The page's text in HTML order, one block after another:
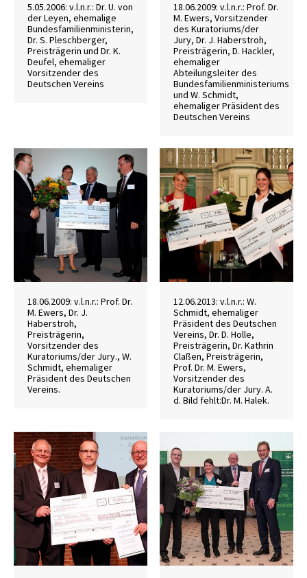
5.05.2006: v.l.n.r.: Dr. U. von
der Leyen, ehemalige
Bundesfamilienministerin,
Dr. S. Pleschberger,
Preisträgerin und Dr. K.
Deufel, ehemaliger
Vorsitzender des
Deutschen Vereins
18.06.2009: v.l.n.r.: Prof. Dr.
M. Ewers, Vorsitzender
des Kuratoriums/der
Jury, Dr. J. Haberstroh,
Preisträgerin, D. Hackler,
ehemaliger
Abteilungsleiter des
Bundesfamilienministeriums
und W. Schmidt,
ehemaliger Präsident des
Deutschen Vereins
18.06.2009: v.l.n.r.: Prof. Dr.
M. Ewers, Dr. J.
Haberstroh,
Preisträgerin,
Vorsitzender des
Kuratoriums/der Jury., W.
Schmidt, ehemaliger
Präsident des Deutschen
Vereins.
12.06.2013: v.l.n.r.: W.
Schmidt, ehemaliger
Präsident des Deutschen
Vereins, Dr. D. Holle,
Preisträgerin, Dr. Kathrin
Claßen, Preisträgerin,
Prof. Dr. M. Ewers,
Vorsitzender des
Kuratoriums/der Jury. A.
d. Bild fehlt:Dr. M. Halek.